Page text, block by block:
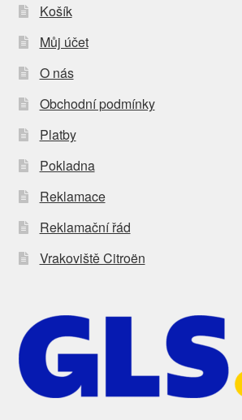
Košík
Můj účet
O nás
Obchodní podmínky
Platby
Pokladna
Reklamace
Reklamační řád
Vrakoviště Citroën